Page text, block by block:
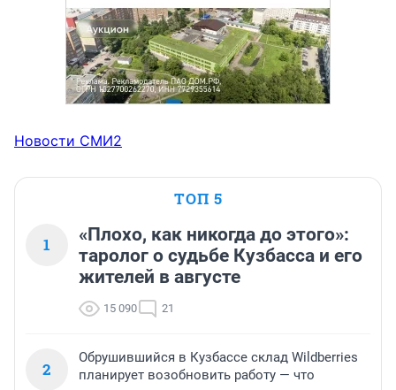
Новости СМИ2
ТОП 5
1
«Плохо, как никогда до этого»:
таролог о судьбе Кузбасса и его
жителей в августе
15 090 21
2
Обрушившийся в Кузбассе склад Wildberries
планирует возобновить работу — что